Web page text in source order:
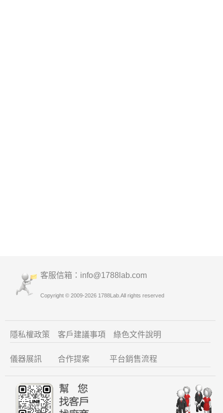
客服信箱：info@1788lab.com
Copyright © 2009-2026 1788Lab.All rights reserved
隱私權政策 客戶建議事項 綠色文件說明
儀器展訊 合作提案 平台銷售流程